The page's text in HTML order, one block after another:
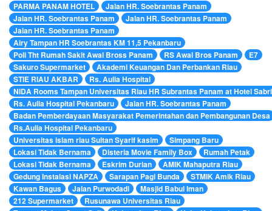
PARMA PANAM HOTEL
Jalan HR. Soebrantas Panam
Jalan HR. Soebrantas Panam
Jalan HR. Soebrantas Panam
Jalan HR. Soebrantas Panam
Airy Tampan HR Soebrantas KM 11,5 Pekanbaru
Poli Tht Rumah Sakit Awal Bross Panam
RS Awal Bros Panam
E7
Sakuro Supermarket
Akademi Keuangan Dan Perbankan Riau
STIE RIAU AKBAR
Rs. Aulia Hospital
NIDA Rooms Tampan Universitas Riau HR Subrantas Panam at Hotel
Rs. Aulia Hospital Pekanbaru
Jalan HR. Soebrantas Panam
Badan Pemberdayaan Masyarakat Pemerintahan dan Pembangunan Desa
Rs.Aulia Hospital Pekanbaru
Universitas islam riau Sultan Syarif kasim
Simpang Baru
Lokasi Tidak Bernama
Disteria Movie Family Box
Rumah Petak
Lokasi Tidak Bernama
Eskrim Durian
AMIK Mahaputra Riau
Gedung Instalasi NAPZA
Sarapan Pagi Bunda
STMIK Amik Riau
Kawan Bagus
Jalan Purwodadi
Masjid Babul Iman
212 Supermarket
Rusunawa Universitas Riau